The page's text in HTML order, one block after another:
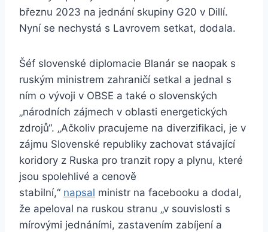
březnu 2023 na jednání skupiny G20 v Dillí.
Nyní se nechystá s Lavrovem setkat, dodala.
Šéf slovenské diplomacie Blanár se naopak s
ruským ministrem zahraničí setkal a jednal s
ním o vývoji v OBSE a také o slovenských
„národních zájmech v oblasti energetických
zdrojů“. „Ačkoliv pracujeme na diverzifikaci, je v
zájmu Slovenské republiky zachovat stávající
koridory z Ruska pro tranzit ropy a plynu, které
jsou spolehlivé a cenově
stabilní,“ napsal ministr na facebooku a dodal,
že apeloval na ruskou stranu „v souvislosti s
mírovými jednáními, zastavením zabíjení a